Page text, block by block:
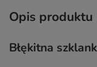
Opis produktu
Błękitna